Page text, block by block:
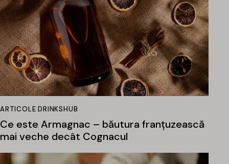
ARTICOLE DRINKSHUB
Ce este Armagnac – băutura franțuzească
mai veche decât Cognacul